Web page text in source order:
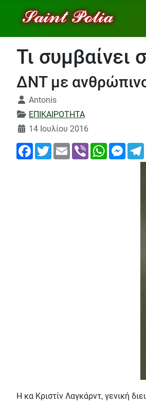
Τι
ΔΝΤ με
Λεπτομέρειες
Antonis
ΕΠΙΚΑΙΡΟΤΗΤΑ
14 Ιουλίου 2016
FacebookTwitterEmail Viber WhatsApp
Η κα Κριστίν Λαγκάρντ, γενική